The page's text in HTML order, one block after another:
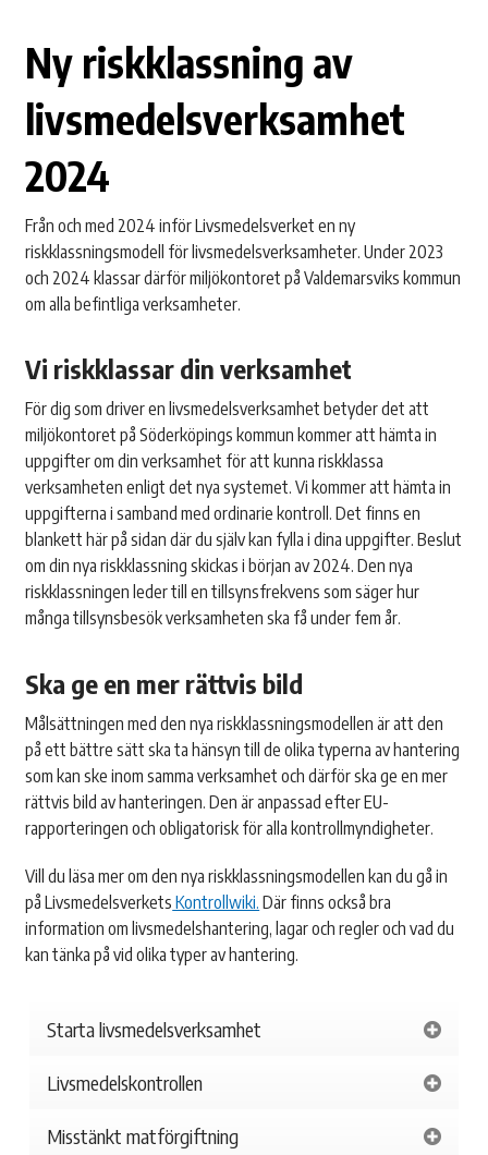
Ny riskklassning av
livsmedelsverksamhet
2024
Från och med 2024 inför Livsmedelsverket en ny
riskklassningsmodell för livsmedelsverksamheter. Under 2023
och 2024 klassar därför miljökontoret på Valdemarsviks kommun
om alla befintliga verksamheter.
Vi riskklassar din verksamhet
För dig som driver en livsmedelsverksamhet betyder det att
miljökontoret på Söderköpings kommun kommer att hämta in
uppgifter om din verksamhet för att kunna riskklassa
verksamheten enligt det nya systemet. Vi kommer att hämta in
uppgifterna i samband med ordinarie kontroll. Det finns en
blankett här på sidan där du själv kan fylla i dina uppgifter. Beslut
om din nya riskklassning skickas i början av 2024. Den nya
riskklassningen leder till en tillsynsfrekvens som säger hur
många tillsynsbesök verksamheten ska få under fem år.
Ska ge en mer rättvis bild
Målsättningen med den nya riskklassningsmodellen är att den
på ett bättre sätt ska ta hänsyn till de olika typerna av hantering
som kan ske inom samma verksamhet och därför ska ge en mer
rättvis bild av hanteringen. Den är anpassad efter EU-
rapporteringen och obligatorisk för alla kontrollmyndigheter.
Vill du läsa mer om den nya riskklassningsmodellen kan du gå in
på Livsmedelsverkets Kontrollwiki. Där finns också bra
information om livsmedelshantering, lagar och regler och vad du
kan tänka på vid olika typer av hantering.
Starta livsmedelsverksamhet
Livsmedelskontrollen
Misstänkt matförgiftning